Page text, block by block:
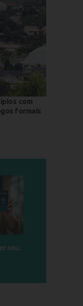
com
formais